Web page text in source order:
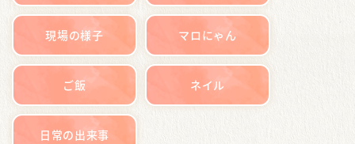
現場の様子 マロにゃん
ご飯 ネイル
日常の出来事